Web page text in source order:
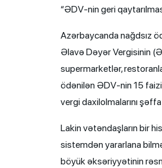
“ƏDV-nin geri
Azərbaycanda nağdsız
Əlavə Dəyər Vergisinin
supermarketlər,
ödənilən ƏDV-nin 15
vergi daxilolmalarını
Lakin vətəndaşların bir
sistemdən yararlana
böyük əksəriyyətinin